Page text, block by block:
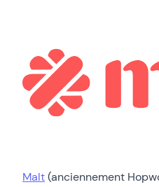
Malt(anciennement